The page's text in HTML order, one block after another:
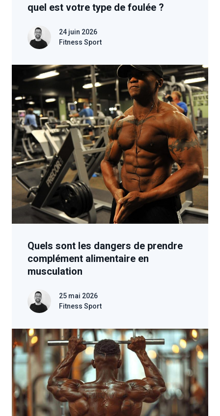
quel est votre type de foulée ?
24 juin 2026
Fitness Sport
Quels sont les dangers de prendre
complément alimentaire en
musculation
25 mai 2026
Fitness Sport